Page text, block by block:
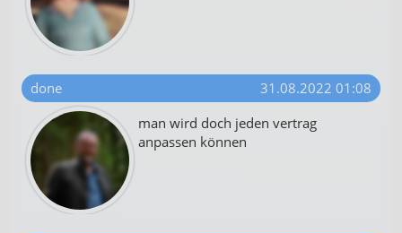
done
31.08.2022 01:08
man wird doch jeden vertrag
anpassen können